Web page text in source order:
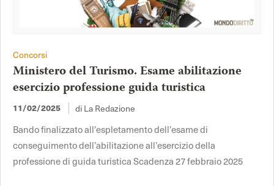
Concorsi
Ministero del Turismo. Esame abilitazione
esercizio professione guida turistica
11/02/2025 di La Redazione
Bando finalizzato all’espletamento dell’esame di
conseguimento dell’abilitazione all’esercizio della
professione di guida turistica Scadenza 27 febbraio 2025